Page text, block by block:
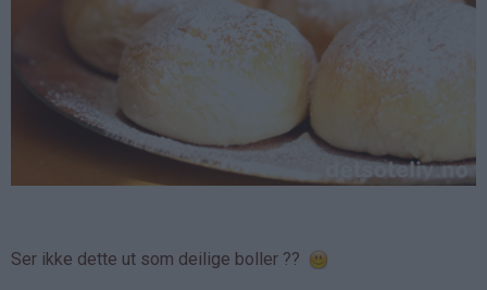
Ser ikke dette ut som deilige boller ??